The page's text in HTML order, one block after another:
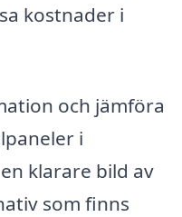
kostnader i
och jämföra
i
klarare bild av
som finns